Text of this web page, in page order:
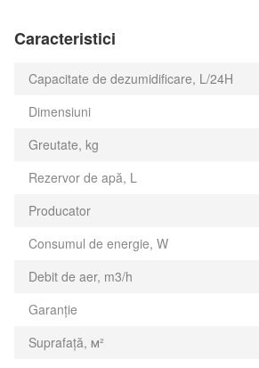
Caracteristici
Capacitate de dezumidificare, L/24H
Dimensiuni
Greutate, kg
Rezervor de apă, L
Producator
Consumul de energie, W
Debit de aer, m3/h
Garanție
Suprafață, м²